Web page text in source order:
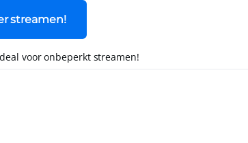
streamen!
voor onbeperkt streamen!